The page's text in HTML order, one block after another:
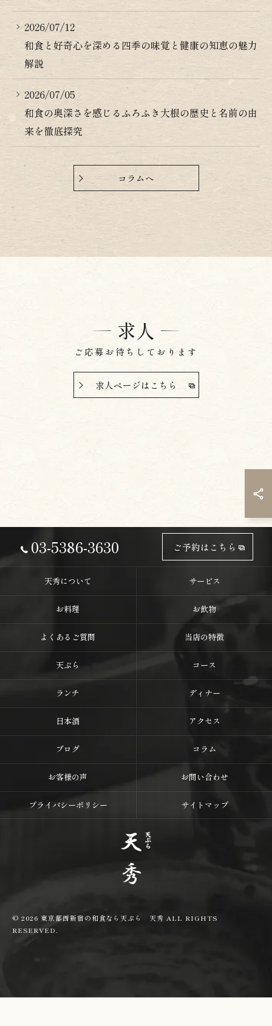
2026/07/12
和食と好奇心を深める四季の味覚と健康の知恵の魅力
解説
2026/07/05
和食の奥深さを感じるふろふき大根の歴史と名前の由
来を徹底探究
コラムへ
ご応募お待ちしております
求人
求人ページはこちら
03-5386-3630 ご予約はこちら
天秀について サービス
お料理 お飲物
よくあるご質問 当店の特徴
天ぷら コース
ランチ ディナー
日本酒 アクセス
ブログ コラム
お客様の声 お問い合わせ
プライバシーポリシー サイトマップ
© 2026 東京都西新宿の和食なら天ぷら 天秀 ALL RIGHTS
RESERVED.